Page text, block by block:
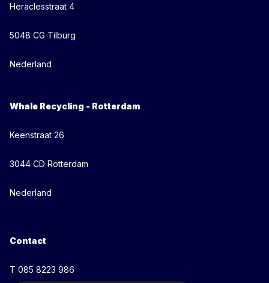
Heraclesstraat 4
5048 CG Tilburg
Nederland
Whale Recycling - Rotterdam
Keenstraat 26
3044 CD Rotterdam
Nederland
Contact
T 085 8223 986